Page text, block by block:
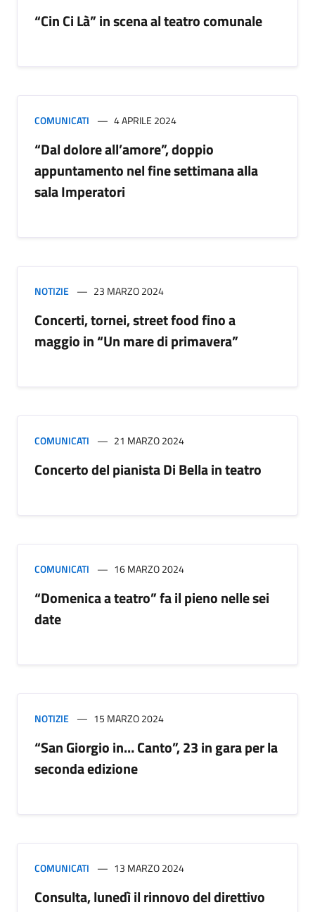
“Cin Ci Là” in scena al teatro comunale
COMUNICATI 4 APRILE 2024
“Dal dolore all’amore”, doppio
appuntamento nel fine settimana alla
sala Imperatori
NOTIZIE 23 MARZO 2024
Concerti, tornei, street food fino a
maggio in “Un mare di primavera”
COMUNICATI 21 MARZO 2024
Concerto del pianista Di Bella in teatro
COMUNICATI 16 MARZO 2024
“Domenica a teatro” fa il pieno nelle sei
date
NOTIZIE 15 MARZO 2024
“San Giorgio in… Canto”, 23 in gara per la
seconda edizione
COMUNICATI 13 MARZO 2024
Consulta, lunedì il rinnovo del direttivo